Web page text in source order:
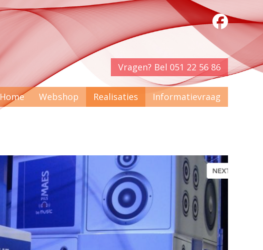
Home Webshop Realisaties Informatievraag
Vragen? Bel 051 22 56 86